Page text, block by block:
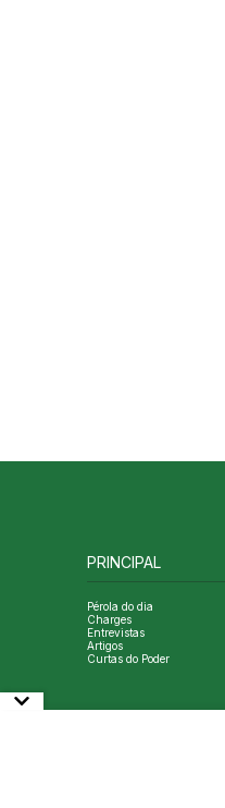
PRINCIPAL
Pérola do dia
Charges
Entrevistas
Artigos
Curtas do Poder